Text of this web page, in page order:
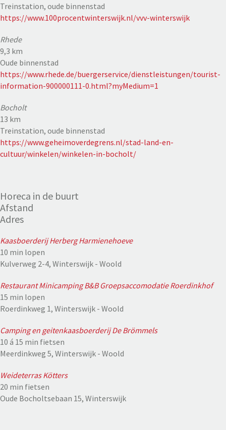
Treinstation, oude binnenstad
https://www.100procentwinterswijk.nl/vvv-winterswijk
Rhede
9,3 km
Oude binnenstad
https://www.rhede.de/buergerservice/dienstleistungen/tourist-
information-900000111-0.html?myMedium=1
Bocholt
13 km
Treinstation, oude binnenstad
https://www.geheimoverdegrens.nl/stad-land-en-
cultuur/winkelen/winkelen-in-bocholt/
Horeca in de buurt
Afstand
Adres
Kaasboerderij Herberg Harmienehoeve
10 min lopen
Kulverweg 2-4, Winterswijk - Woold
Restaurant Minicamping B&B Groepsaccomodatie Roerdinkhof
15 min lopen
Roerdinkweg 1, Winterswijk - Woold
Camping en geitenkaasboerderij De Brömmels
10 á 15 min fietsen
Meerdinkweg 5, Winterswijk - Woold
Weideterras Kötters
20 min fietsen
Oude Bocholtsebaan 15, Winterswijk